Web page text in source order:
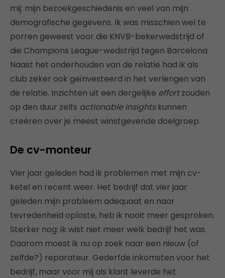
mij: mijn bezoekgeschiedenis en veel van mijn
demografische gegevens. Ik was misschien wel te
porren geweest voor die KNVB-bekerwedstrijd of
die Champions League-wedstrijd tegen Barcelona.
Naast het onderhouden van de relatie had ik als
club zeker ook geïnvesteerd in het verlengen van
de relatie. Inzichten uit een dergelijke effortzouden
op den duur zelfs actionable insightskunnen
creëren over je meest winstgevende doelgroep.
De cv-monteur
Vier jaar geleden had ik problemen met mijn cv-
ketel en recent weer. Het bedrijf dat vier jaar
geleden mijn probleem adequaat en naar
tevredenheid oploste, heb ik nooit meer gesproken.
Sterker nog: ik wist niet meer welk bedrijf het was.
Daarom moest ik nu op zoek naar een nieuw (of
zelfde?) reparateur. Gederfde inkomsten voor het
bedrijf, maar voor mij als klant leverde het